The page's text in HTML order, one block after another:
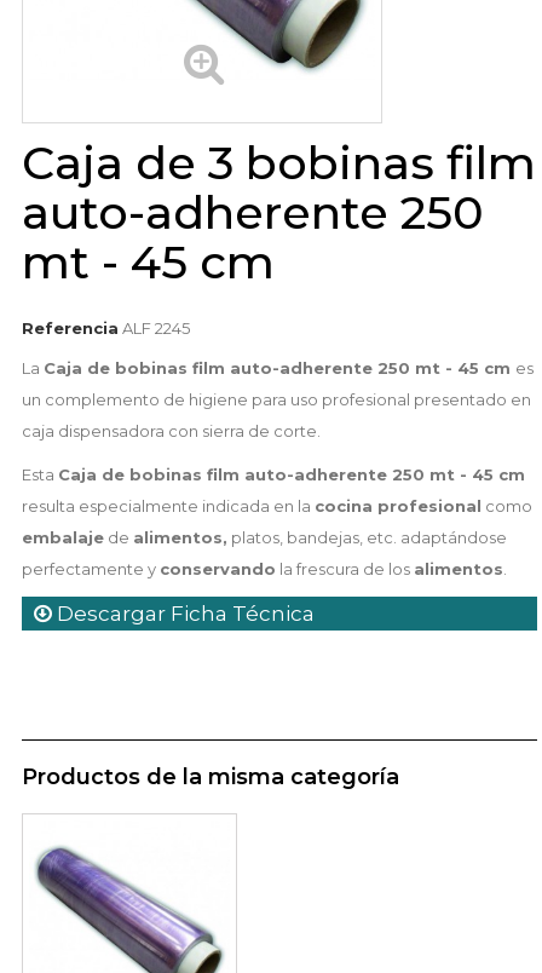
Caja de 3 bobinas film
auto-adherente 250
mt - 45 cm
Referencia ALF 2245
La Caja de bobinas film auto-adherente 250 mt - 45 cm es
un complemento de higiene para uso profesional presentado en
caja dispensadora con sierra de corte.
Esta Caja de bobinas film auto-adherente 250 mt - 45 cm
resulta especialmente indicada en la cocina profesional como
embalajede alimentos, platos, bandejas, etc. adaptándose
perfectamente y conservando la frescura de los alimentos
Descargar Ficha Técnica
Productos de la misma categoría